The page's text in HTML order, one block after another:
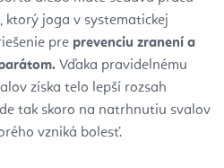
joga v systematickej
pre prevenciu zranení a
Vďaka pravidelnému
získa telo lepší rozsah
tak skoro na natrhnutiu svalov
vzniká bolesť.